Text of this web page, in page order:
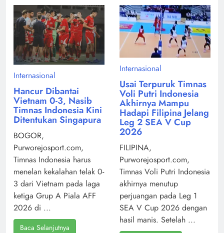
Internasional
Hancur Dibantai
Vietnam 0-3, Nasib
Timnas Indonesia Kini
Ditentukan Singapura
BOGOR,
Purworejosport.com,
Timnas Indonesia harus
menelan kekalahan telak 0-
3 dari Vietnam pada laga
ketiga Grup A Piala AFF
2026 di ...
Baca Selanjutnya
Internasional
Usai Terpuruk Timnas
Voli Putri Indonesia
Akhirnya Mampu
Hadapi Filipina Jelang
Leg 2 SEA V Cup
2026
FILIPINA,
Purworejosport.com,
Timnas Voli Putri Indonesia
akhirnya menutup
perjuangan pada Leg 1
SEA V Cup 2026 dengan
hasil manis. Setelah ...